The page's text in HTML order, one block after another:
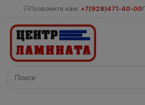
Позвоните нам: +7(928)471-40-00